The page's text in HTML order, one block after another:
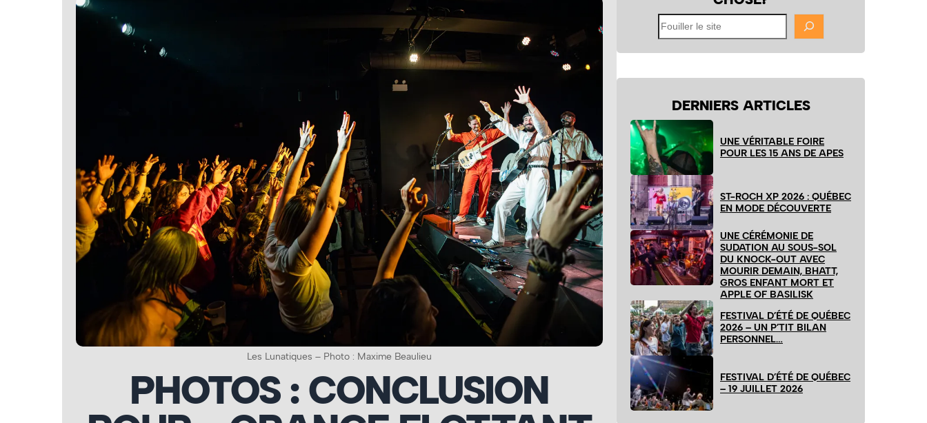
Les Lunatiques – Photo : Maxime Beaulieu
PHOTOS : CONCLUSION
Fouiller
le
site
DERNIERS ARTICLES
UNE VÉRITABLE FOIRE
POUR LES 15 ANS DE APES
ST-ROCH XP 2026 : QUÉBEC
EN MODE DÉCOUVERTE
UNE CÉRÉMONIE DE
SUDATION AU SOUS-SOL
DU KNOCK-OUT AVEC
MOURIR DEMAIN, BHATT,
GROS ENFANT MORT ET
APPLE OF BASILISK
FESTIVAL D’ÉTÉ DE QUÉBEC
2026 – UN P’TIT BILAN
PERSONNEL…
FESTIVAL D’ÉTÉ DE QUÉBEC
– 19 JUILLET 2026